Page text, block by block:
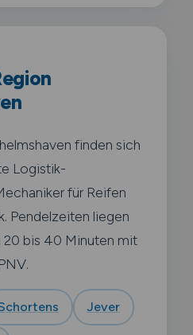
finden sich
Logistik-
für Reifen
Pendelzeiten liegen
bis 40 Minuten mit
Jever